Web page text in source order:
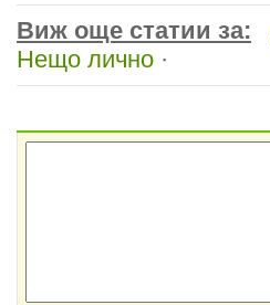
Виж още статии за:
Нещо лично ·